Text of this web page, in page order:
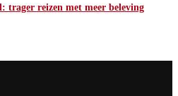
trager reizen met meer beleving